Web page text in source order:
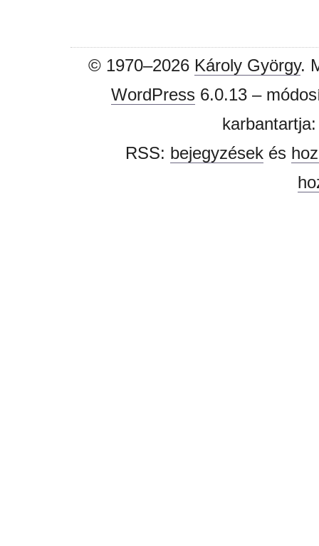
© 1970–2026 Károly György.
WordPress6.0.13 –
RSS: bejegyzésekés